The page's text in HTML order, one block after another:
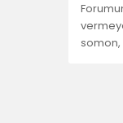
somon,